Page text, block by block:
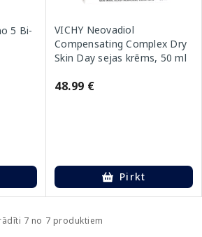
5 Bi-
VICHY Neovadiol
Compensating Complex Dry
Skin Day sejas krēms, 50 ml
48.99 €
Pirkt
7 no 7 produktiem